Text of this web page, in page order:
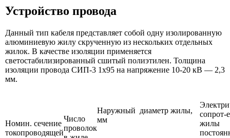
Устройство провода
Данный тип кабеля представляет собой одну изолированную
алюминиевую жилу скрученную из нескольких отдельных
жилок. В качестве изоляции применяется
светостабилизированный сшитый полиэтилен. Толщина
изоляции провода СИП-3 1х95 на напряжение 10-20 кВ — 2,3
мм.
Номин. сечение
токопроводящей
Число
проволок
Наружный диаметр жилы,
мм
сопрот-е
жилы